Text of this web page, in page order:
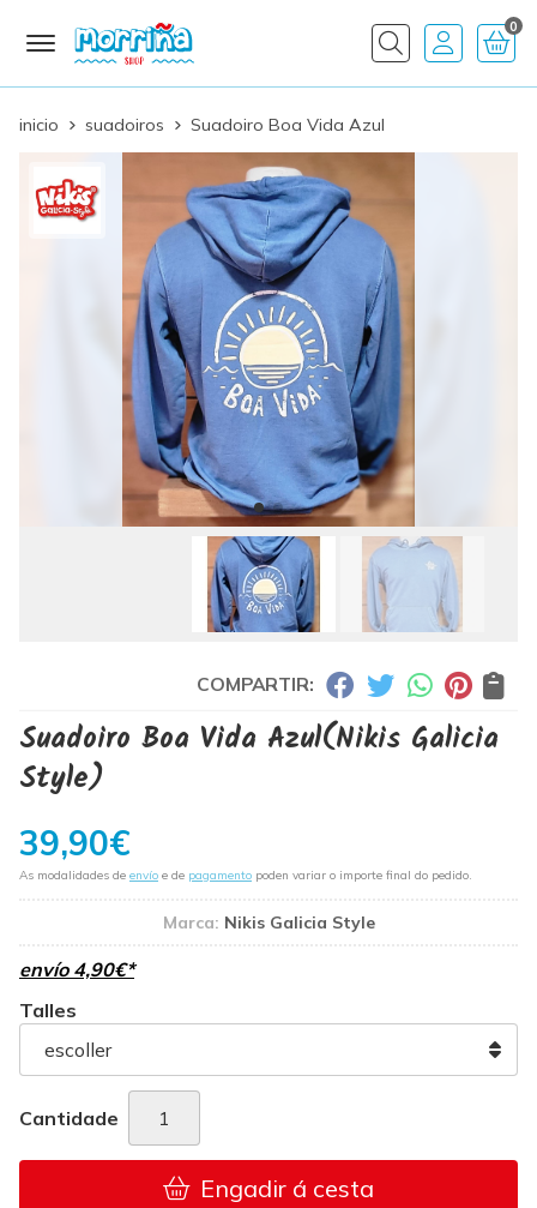
Buscar
0
inicio suadoiros Suadoiro Boa Vida Azul
COMPARTIR:
Suadoiro Boa Vida Azul(Nikis Galicia
Style)
39,90€
As modalidades de envío e de pagamento poden variar o importe final do pedido.
Marca: Nikis Galicia Style
envío 4,90€*
Talles
Cantidade
Engadir á cesta